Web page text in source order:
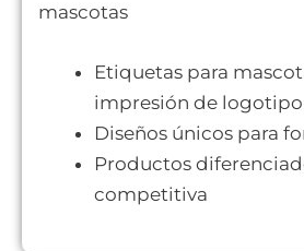
mascotas
Etiquetas para
impresión de logotipo
Diseños únicos para
Productos
competitiva